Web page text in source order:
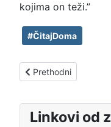
kojima on teži.”
#ČitajDoma
Prethodni članak:
Prethodni
Linkovi od